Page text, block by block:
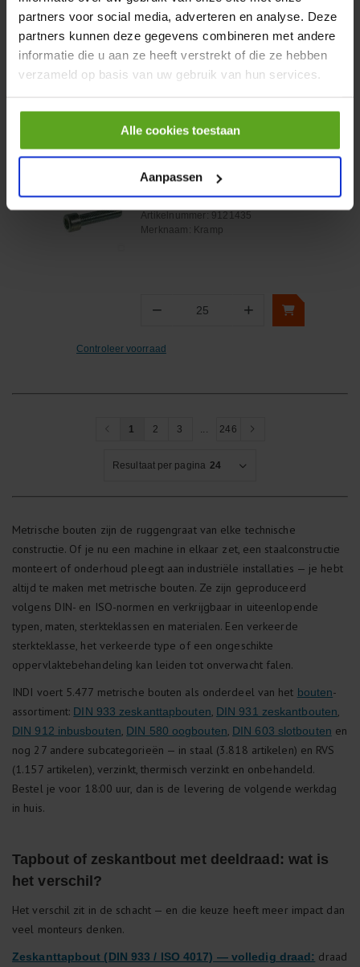
partners voor social media, adverteren en analyse. Deze
partners kunnen deze gegevens combineren met andere
informatie die u aan ze heeft verstrekt of die ze hebben
verzameld op basis van uw gebruik van hun services.
Alle cookies toestaan
Aanpassen
− Aantal +
Vergelijken
Cilindrische inbusbout
M14x35 8.8 verzinkt DIN912
Artikelnummer: 9121435
Merknaam: Kramp
− Aantal +
Controleer voorraad
1 2 3 ... 246
Resultaat per pagina 24
Metrische bouten zijn de ruggengraat van elke technische
constructie. Of je nu een machine in elkaar zet, een staalconstructie
monteert of onderhoud pleegt aan industriële installaties — je hebt
altijd te maken met metrische bouten. Ze zijn geproduceerd
volgens DIN- en ISO-normen en verkrijgbaar in uiteenlopende
typen, maten, sterkteklassen en materialen. Een verkeerde
sterkteklasse, het verkeerde type of een ongeschikte
oppervlaktebehandeling kan leiden tot onverwacht falen.
INDI voert 5.477 metrische bouten als onderdeel van het bouten-
assortiment: DIN 933 zeskanttapbouten, DIN 931 zeskantbouten,
DIN 912 inbusbouten, DIN 580 oogbouten, DIN 603 slotbouten en
nog 27 andere subcategorieën — in staal (3.818 artikelen) en RVS
(1.157 artikelen), verzinkt, thermisch verzinkt en onbehandeld.
Bestel je voor 18:00 uur, dan is de levering de volgende werkdag
in huis.
Tapbout of zeskantbout met deeldraad: wat is
het verschil?
Het verschil zit in de schacht — en die keuze heeft meer impact dan
veel monteurs denken.
Zeskanttapbout (DIN 933 / ISO 4017) — volledig draad: draad